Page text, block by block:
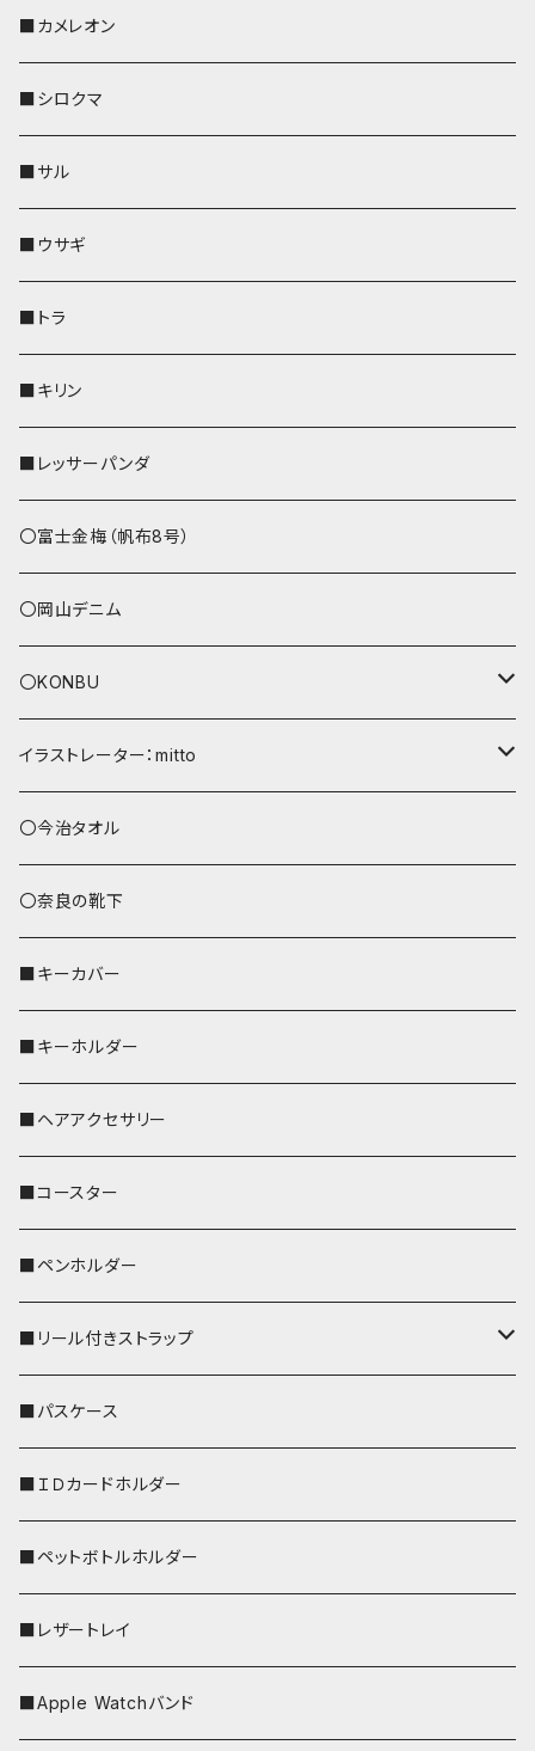
その他
靴下・ミニタオル
その他
スマホケース
財布
靴下・ミニタオル
その他
靴下・ミニタオル
財布
その他
レザートレイ
財布
靴下・ミニタオル
その他
KONBU
AppleWatchバンド
ペットボトルホルダー
ペンホルダー
靴下・ミニタオル
財布
その他
ペットボトルホルダー
AppleWatchバンド
財布
その他
キーケース
名刺入れ・カードケース
AppleWatchバンド
財布
ペンホルダー
IDカードケース
ペットボトルホルダー
その他
リール付きストラップ
リールのみ
ストラップ付
名刺入れ
AppleWatchバンド
メガネケース
財布
メガネケース
リール付きストラップ
リールのみ
ストラップ付
ペットボトルホルダー
キーケース
ペンホルダー
AppleWatchバンド
L字ファスナー財布
その他
メガネケース
名刺入れ
財布
Apple Watchバンド
■カメレオン
■シロクマ
■サル
■ウサギ
■トラ
■キリン
■レッサーパンダ
〇富士金梅（帆布8号）
〇岡山デニム
〇KONBU
ショルダーバッグ
あずまバッグ
トートバッグ（L）
バッグインバッグ
イラストレーター：mitto
シマエナガ
ハシビロコウ
オカメインコ
歌うオカメちゃん
おかめ３兄弟
セキセイインコ
文鳥
鹿
ペンギン
〇今治タオル
〇奈良の靴下
■キーカバー
■キーホルダー
■ヘアアクセサリー
■コースター
■ペンホルダー
■リール付きストラップ
リールのみ
ストラップ付
■パスケース
■ＩＤカードホルダー
■ペットボトルホルダー
■レザートレイ
■Apple Watchバンド